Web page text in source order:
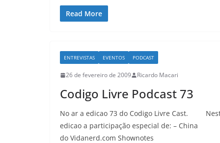
Read More
ENTREVISTAS EVENTOS PODCAST
26 de fevereiro de 2009 Ricardo Macari
Codigo Livre Podcast 73
No ar a edicao 73 do Codigo Livre Cast.
edicao a participação especial de: – China
do Vidanerd.com Shownotes